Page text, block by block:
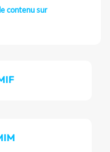
contenu sur